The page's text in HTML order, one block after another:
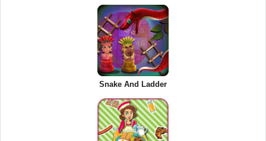
Snake And Ladder